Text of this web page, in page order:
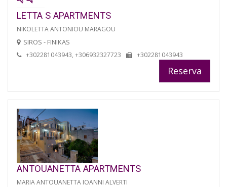
LETTA S APARTMENTS
NIKOLETTA ANTONIOU MARAGOU
SIROS - FINIKAS
+302281043943, +306932327723 +302281043943
Reserva
ANTOUANETTA APARTMENTS
MARIA ANTOUANETTA IOANNI ALVERTI